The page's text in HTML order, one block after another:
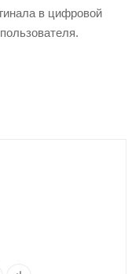
в цифровой